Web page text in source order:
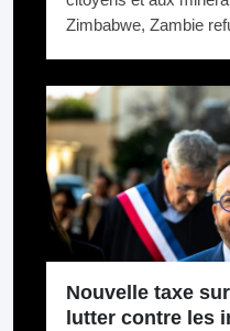
Zimbabwe, Zambie
Nouvelle taxe
lutter contre les